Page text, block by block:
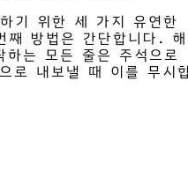
기 위한 세 가지 유연한
째 방법은 간단합니다. 해
하는 모든 줄은 주석으로
로 내보낼 때 이를 무시